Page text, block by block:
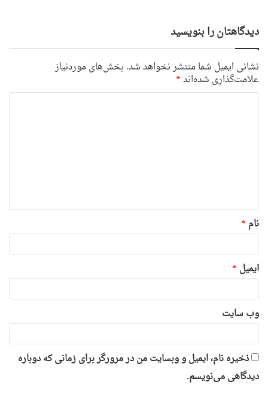
دیدگاهتان را بنویسید
نشانی ایمیل شما منتشر نخواهد شد. بخش‌های موردنیاز
علامت‌گذاری شده‌اند*
*
نام *
ایمیل *
وب‌ سایت
ذخیره نام، ایمیل و وبسایت من در مرورگر برای زمانی که دوباره
دیدگاهی می‌نویسم.